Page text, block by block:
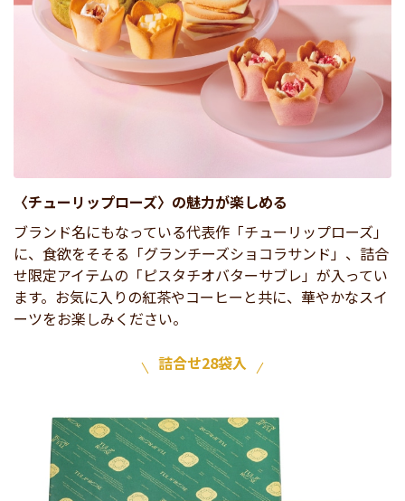
〈チューリップローズ〉の魅力が楽しめる
ブランド名にもなっている代表作「チューリップローズ」
に、食欲をそそる「グランチーズショコラサンド」、詰合
せ限定アイテムの「ピスタチオバターサブレ」が入ってい
ます。お気に入りの紅茶やコーヒーと共に、華やかなスイ
ーツをお楽しみください。
詰合せ28袋入